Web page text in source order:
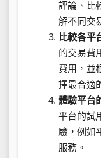
評論、比
解不同交
比較各平
的交易費
費用，並
擇最合適
體驗平台
平台的試
驗，例如
服務。